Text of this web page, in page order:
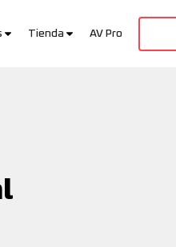
Tienda AV Pro